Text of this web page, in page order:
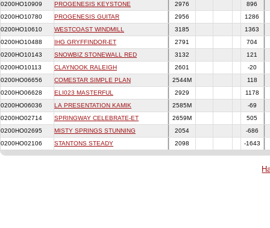
0200HO10909
PROGENESIS KEYSTONE 2976
896
0200HO10780
PROGENESIS GUITAR 2956
1286
0200HO10610
WESTCOAST WINDMILL 3185
1363
0200HO10488
IHG GRYFFINDOR-ET 2791
704
0200HO10143
SNOWBIZ STONEWALL RED 3132
121
0200HO10113
CLAYNOOK RALEIGH 2601
-20
0200HO06656
COMESTAR SIMPLE PLAN 2544M
118
0200HO06628
ELI023 MASTERFUL 2929
1178
0200HO06036
LA PRESENTATION KAMIK 2585M
-69
0200HO02714
SPRINGWAY CELEBRATE-ET 2659M
505
0200HO02695
MISTY SPRINGS STUNNING 2054
-686
0200HO02106
STANTONS STEADY 2098 -1643